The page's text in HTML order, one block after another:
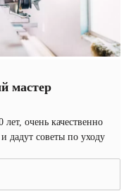
мастер
очень качественно
дадут советы по уходу